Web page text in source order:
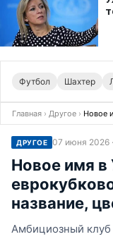
Футбол Шахтер
Главная › Другое › Новое
ДРУГОЕ 07 июня 2026
Новое имя в
название,
Амбициозный